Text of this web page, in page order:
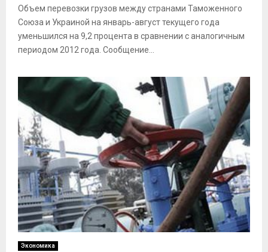
Объем перевозки грузов между странами Таможенного
Союза и Украиной на январь-август текущего года
уменьшился на 9,2 процента в сравнении с аналогичным
периодом 2012 года. Сообщение...
Экономика